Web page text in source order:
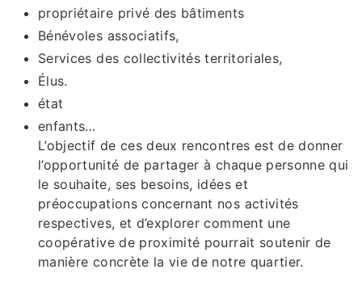
propriétaire privé des bâtiments
Bénévoles associatifs,
Services des collectivités territoriales,
Élus.
état
enfants…
L’objectif de ces deux rencontres est de donner
l’opportunité de partager à chaque personne qui
le souhaite, ses besoins, idées et
préoccupations concernant nos activités
respectives, et d’explorer comment une
coopérative de proximité pourrait soutenir de
manière concrète la vie de notre quartier.